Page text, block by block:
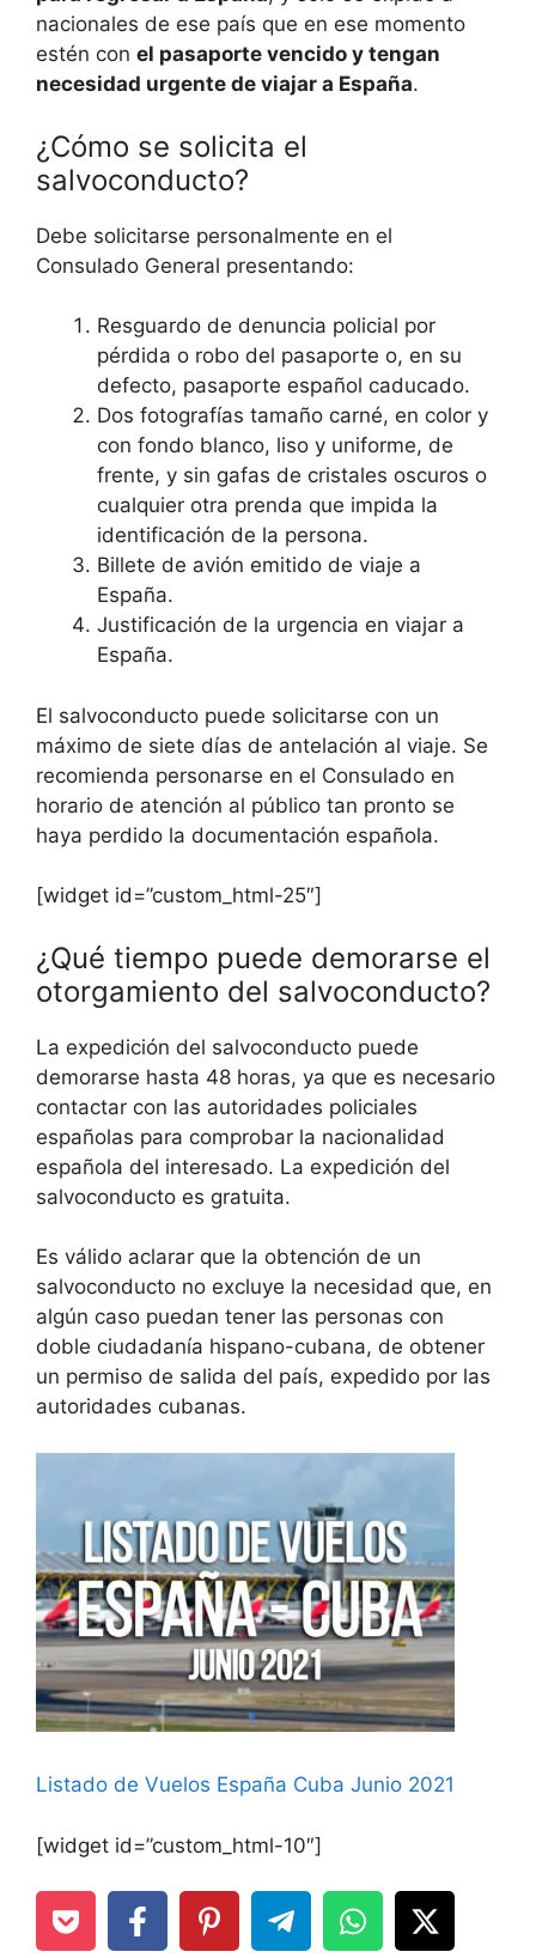
nacionales de ese país que en ese momento
estén con el pasaporte vencido y tengan
necesidad urgente de viajar a España.
¿Cómo se solicita el
salvoconducto?
Debe solicitarse personalmente en el
Consulado General presentando:
Resguardo de denuncia policial por
pérdida o robo del pasaporte o, en su
defecto, pasaporte español caducado.
Dos fotografías tamaño carné, en color y
con fondo blanco, liso y uniforme, de
frente, y sin gafas de cristales oscuros o
cualquier otra prenda que impida la
identificación de la persona.
Billete de avión emitido de viaje a
España.
Justificación de la urgencia en viajar a
España.
El salvoconducto puede solicitarse con un
máximo de siete días de antelación al viaje. Se
recomienda personarse en el Consulado en
horario de atención al público tan pronto se
haya perdido la documentación española.
[widget id=”custom_html-25″]
¿Qué tiempo puede demorarse el
otorgamiento del salvoconducto?
La expedición del salvoconducto puede
demorarse hasta 48 horas, ya que es necesario
contactar con las autoridades policiales
españolas para comprobar la nacionalidad
española del interesado. La expedición del
salvoconducto es gratuita.
Es válido aclarar que la obtención de un
salvoconducto no excluye la necesidad que, en
algún caso puedan tener las personas con
doble ciudadanía hispano-cubana, de obtener
un permiso de salida del país, expedido por las
autoridades cubanas.
Listado de Vuelos España Cuba Junio 2021
[widget id=”custom_html-10″]